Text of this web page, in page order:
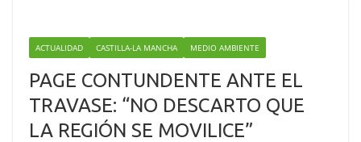
ACTUALIDAD CASTILLA-LA MANCHA MEDIO AMBIENTE
PAGE CONTUNDENTE ANTE EL
TRAVASE: “NO DESCARTO QUE
LA REGIÓN SE MOVILICE”